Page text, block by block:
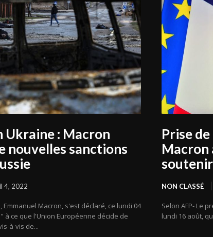
Ukraine : Macron
nouvelles sanctions
4, 2022
Macron, s'est déclaré, ce lundi 04
à ce que l'Union Européenne décide de
à-vis de...
Prise
Macron
NON CLASSÉ
Selon AFP- Le
lundi 16 août,